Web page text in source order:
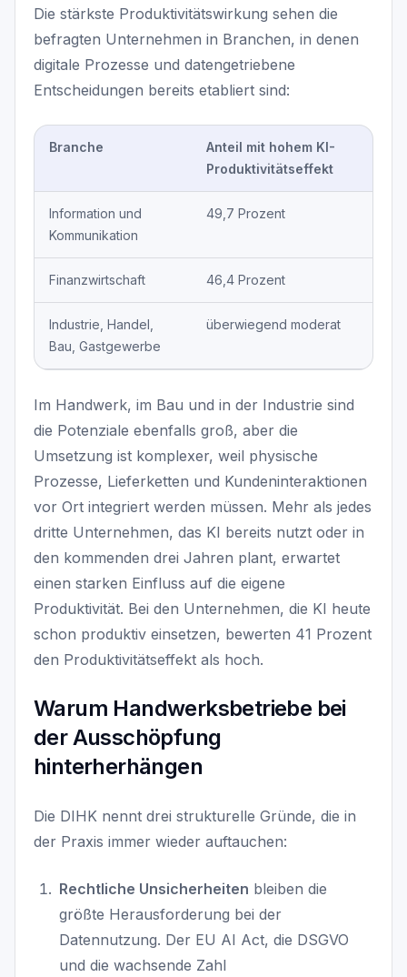
Die stärkste Produktivitätswirkung sehen die
befragten Unternehmen in Branchen, in denen
digitale Prozesse und datengetriebene
Entscheidungen bereits etabliert sind:
Branche
Anteil mit hohem KI-
Produktivitätseffekt
Information und
Kommunikation
49,7 Prozent
Finanzwirtschaft 46,4 Prozent
Industrie, Handel,
Bau, Gastgewerbe
überwiegend moderat
Im Handwerk, im Bau und in der Industrie sind
die Potenziale ebenfalls groß, aber die
Umsetzung ist komplexer, weil physische
Prozesse, Lieferketten und Kundeninteraktionen
vor Ort integriert werden müssen. Mehr als jedes
dritte Unternehmen, das KI bereits nutzt oder in
den kommenden drei Jahren plant, erwartet
einen starken Einfluss auf die eigene
Produktivität. Bei den Unternehmen, die KI heute
schon produktiv einsetzen, bewerten 41 Prozent
den Produktivitätseffekt als hoch.
Warum Handwerksbetriebe bei
der Ausschöpfung
hinterherhängen
Die DIHK nennt drei strukturelle Gründe, die in
der Praxis immer wieder auftauchen:
Rechtliche Unsicherheiten bleiben die
größte Herausforderung bei der
Datennutzung. Der EU AI Act, die DSGVO
und die wachsende Zahl